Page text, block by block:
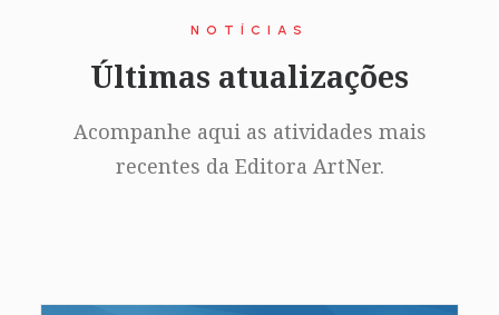
NOTÍCIAS
Últimas atualizações
Acompanhe aqui as atividades mais
recentes da Editora ArtNer.